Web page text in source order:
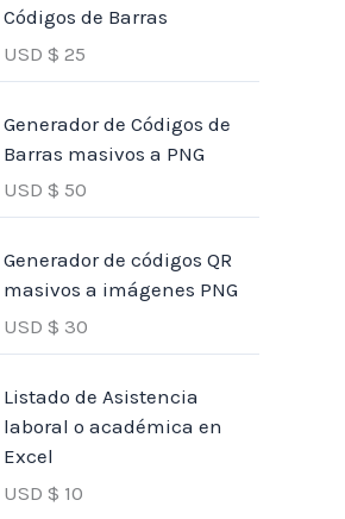
Códigos de Barras
USD $ 25
Generador de Códigos de
Barras masivos a PNG
USD $ 50
Generador de códigos QR
masivos a imágenes PNG
USD $ 30
Listado de Asistencia
laboral o académica en
Excel
USD $ 10